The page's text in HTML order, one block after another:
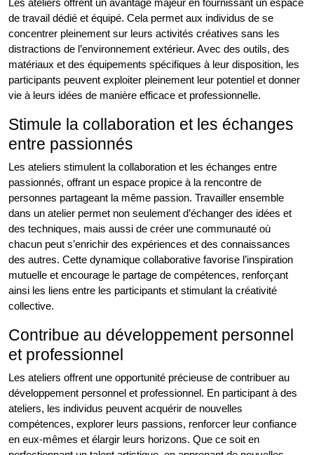
de travail dédié et équipé. Cela permet aux individus de se
concentrer pleinement sur leurs activités créatives sans les
distractions de l’environnement extérieur. Avec des outils, des
matériaux et des équipements spécifiques à leur disposition, les
participants peuvent exploiter pleinement leur potentiel et donner
vie à leurs idées de manière efficace et professionnelle.
Stimule la collaboration et les échanges
entre passionnés
Les ateliers stimulent la collaboration et les échanges entre
passionnés, offrant un espace propice à la rencontre de
personnes partageant la même passion. Travailler ensemble
dans un atelier permet non seulement d’échanger des idées et
des techniques, mais aussi de créer une communauté où
chacun peut s’enrichir des expériences et des connaissances
des autres. Cette dynamique collaborative favorise l’inspiration
mutuelle et encourage le partage de compétences, renforçant
ainsi les liens entre les participants et stimulant la créativité
collective.
Contribue au développement personnel
et professionnel
Les ateliers offrent une opportunité précieuse de contribuer au
développement personnel et professionnel. En participant à des
ateliers, les individus peuvent acquérir de nouvelles
compétences, explorer leurs passions, renforcer leur confiance
en eux-mêmes et élargir leurs horizons. Que ce soit en